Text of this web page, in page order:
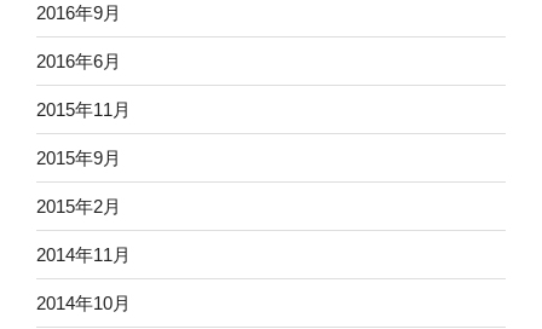
2016年9月
2016年6月
2015年11月
2015年9月
2015年2月
2014年11月
2014年10月